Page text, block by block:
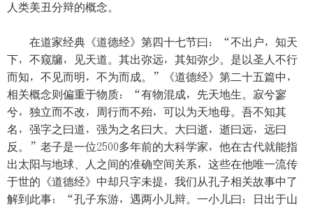
人类美丑分辩的概念。
在道家经典《道德经》第四十七节曰：“不出户，知天
下，不窥牖，见天道。其出弥远，其知弥少。是以圣人不行
而知，不见而明，不为而成。”《道德经》第二十五篇中，
相关概念则偏重于物质：“有物混成，先天地生。寂兮寥
兮，独立而不改，周行而不殆，可以为天地母。吾不知其
名，强字之曰道，强为之名曰大。大曰逝，逝曰远，远曰
反。”老子是一位2500多年前的大科学家，他在古代就能指
出太阳与地球、人之间的准确空间关系，这些在他唯一流传
于世的《道德经》中却只字未提，我们从孔子相关故事中了
解到此事：“孔子东游，遇两小儿辩。一小儿曰：日出于山